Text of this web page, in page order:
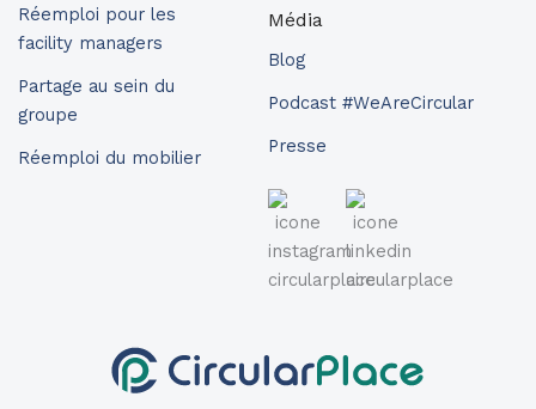
Réemploi pour les
facility managers
Partage au sein du
groupe
Réemploi du mobilier
Média
Blog
Podcast #WeAreCircular
Presse